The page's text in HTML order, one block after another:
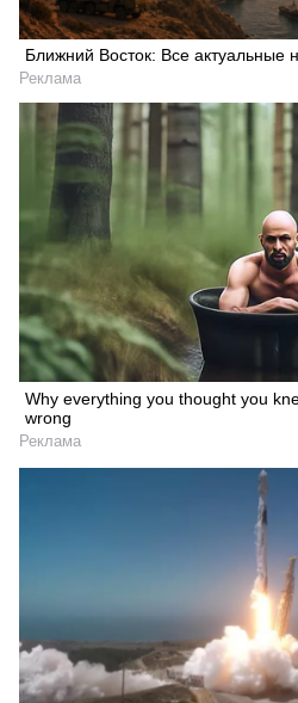
Ближний Восток: Все актуальные
Реклама
Why everything you thought you
wrong
Реклама